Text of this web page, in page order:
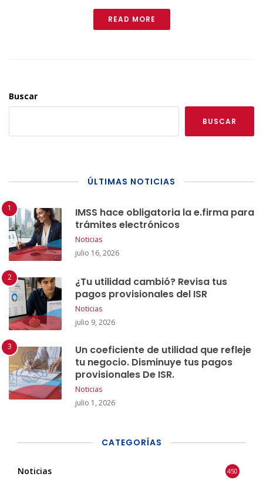
READ MORE
Buscar
BUSCAR
ÚLTIMAS NOTICIAS
IMSS hace obligatoria la e.firma para
trámites electrónicos
Noticias
julio 16, 2026
¿Tu utilidad cambió? Revisa tus
pagos provisionales del ISR
Noticias
julio 9, 2026
Un coeficiente de utilidad que refleje
tu negocio. Disminuye tus pagos
provisionales De ISR.
Noticias
julio 1, 2026
CATEGORÍAS
Noticias 450